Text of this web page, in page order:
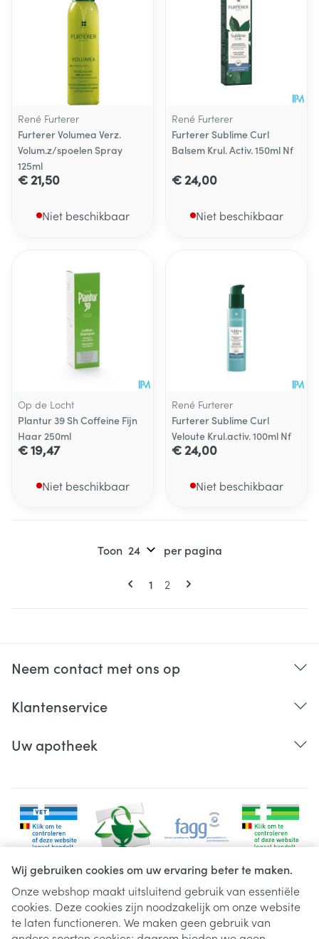
Wij gebruiken cookies om uw ervaring beter te maken.
Onze webshop maakt uitsluitend gebruik van essentiële
cookies. Deze cookies zijn noodzakelijk om onze website
te laten functioneren. We maken geen gebruik van
René Furterer
Furterer Volumea Verz.
Volum.z/spoelen Spray
125ml
€ 21,50
Niet beschikbaar
René Furterer
Furterer Sublime Curl
Balsem Krul. Activ. 150ml Nf
€ 24,00
Niet beschikbaar
Op de Locht
Plantur 39 Sh Coffeine Fijn
Haar 250ml
€ 19,47
Niet beschikbaar
René Furterer
Furterer Sublime Curl
Veloute Krul.activ. 100ml Nf
€ 24,00
Niet beschikbaar
Pagina's
U lees momenteel pagina
1 Pagina
2
Toon per pagina
Neem contact met ons op
Klantenservice
Uw apotheek
Juridische links